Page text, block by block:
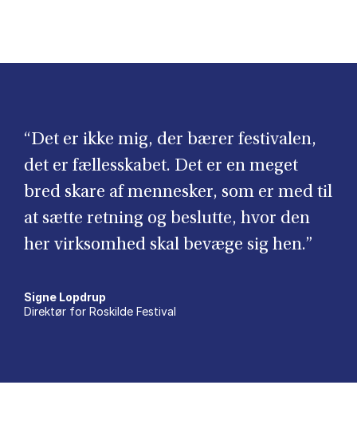
“Det er ikke mig, der bærer festivalen,
det er fællesskabet. Det er en meget
bred skare af mennesker, som er med til
at sætte retning og beslutte, hvor den
her virksomhed skal bevæge sig hen.”
Signe Lopdrup
Direktør for Roskilde Festival